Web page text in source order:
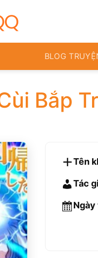
BLOG
Bắp
Tên
Tác
Ngày